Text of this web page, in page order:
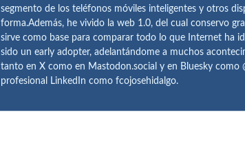
segmento de los teléfonos móviles inteligentes y otros
forma.Además, he vivido la web 1.0, del cual conservo
sirve como base para comparar todo lo que Internet ha
sido un early adopter, adelantándome a muchos
tanto en X como en Mastodon.social y en Bluesky como
profesional LinkedIn como fcojosehidalgo.